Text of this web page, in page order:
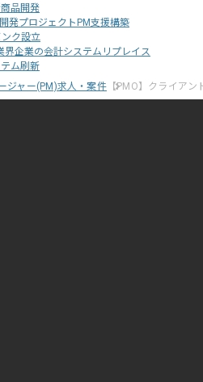
品開発
発プロジェクトPM支援構築
ンク設立
界企業の会計システムリプレイス
ム刷新
ジャー(PM)求人・案件【PMO】クライアン